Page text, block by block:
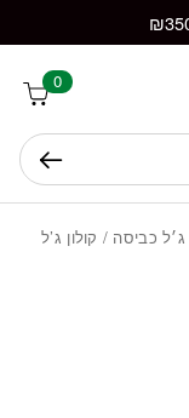
0
ג׳ל כביסה / קולון ג’ל